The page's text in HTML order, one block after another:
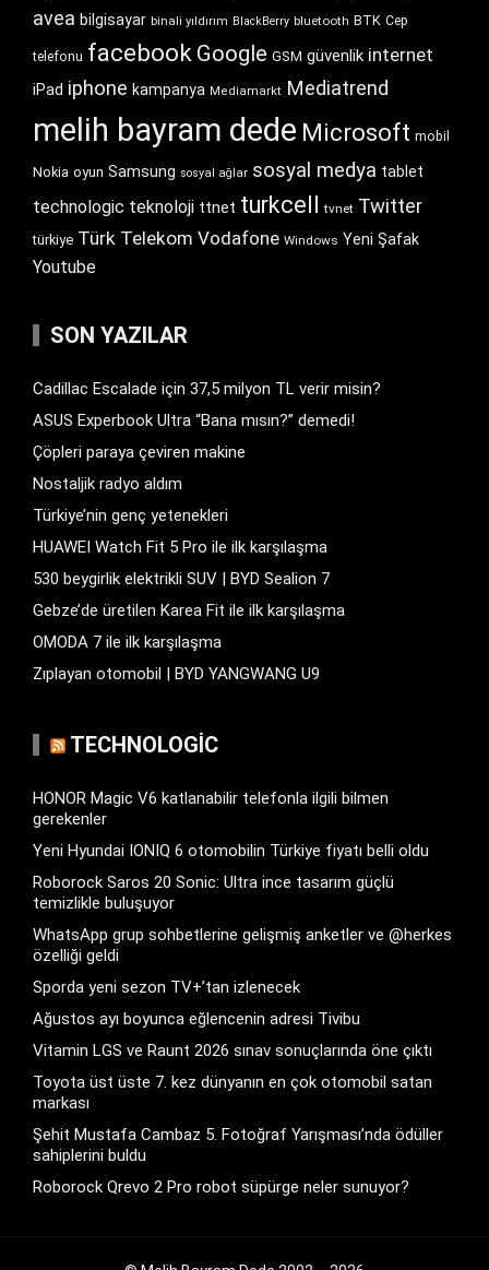
avea bilgisayar binali yıldırım BlackBerry bluetooth BTK Cep
telefonu facebook Google GSM güvenlik internet
iPad iphone kampanya Mediamarkt Mediatrend
melih bayram dede Microsoft mobil
Nokia oyun Samsung sosyal ağlar sosyal medya tablet
technologic teknoloji ttnet turkcell tvnet Twitter
türkiye Türk Telekom Vodafone Windows Yeni Şafak
Youtube
SON YAZILAR
Cadillac Escalade için 37,5 milyon TL verir misin?
ASUS Experbook Ultra “Bana mısın?” demedi!
Çöpleri paraya çeviren makine
Nostaljik radyo aldım
Türkiye’nin genç yetenekleri
HUAWEI Watch Fit 5 Pro ile ilk karşılaşma
530 beygirlik elektrikli SUV | BYD Sealion 7
Gebze’de üretilen Karea Fit ile ilk karşılaşma
OMODA 7 ile ilk karşılaşma
Zıplayan otomobil | BYD YANGWANG U9
TECHNOLOGIC
HONOR Magic V6 katlanabilir telefonla ilgili bilmen
gerekenler
Yeni Hyundai IONIQ 6 otomobilin Türkiye fiyatı belli oldu
Roborock Saros 20 Sonic: Ultra ince tasarım güçlü
temizlikle buluşuyor
WhatsApp grup sohbetlerine gelişmiş anketler ve @herkes
özelliği geldi
Sporda yeni sezon TV+’tan izlenecek
Ağustos ayı boyunca eğlencenin adresi Tivibu
Vitamin LGS ve Raunt 2026 sınav sonuçlarında öne çıktı
Toyota üst üste 7. kez dünyanın en çok otomobil satan
markası
Şehit Mustafa Cambaz 5. Fotoğraf Yarışması’nda ödüller
sahiplerini buldu
Roborock Qrevo 2 Pro robot süpürge neler sunuyor?